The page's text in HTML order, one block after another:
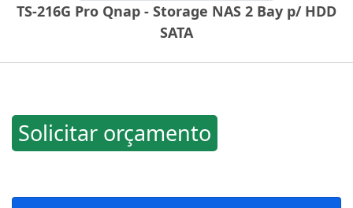
TS-216G Pro Qnap - Storage NAS 2 Bay p/ HDD
SATA
Solicitar orçamento